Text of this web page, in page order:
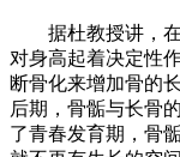
据杜教授讲，在
对身高起着决定性
断骨化来增加骨的
后期，骨骺与长骨
了青春发育期，骨